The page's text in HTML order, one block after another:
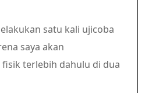
satu kali ujicoba
saya akan
terlebih dahulu di dua